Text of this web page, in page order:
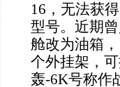
16，无法获
型号。近期
舱改为油箱
个外挂架，
轰-6K号称作